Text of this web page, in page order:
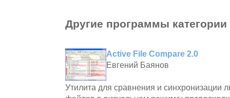
Другие программы категории
Active File Compare 2.0
Евгений Баянов
Утилита для сравнения и синхронизации